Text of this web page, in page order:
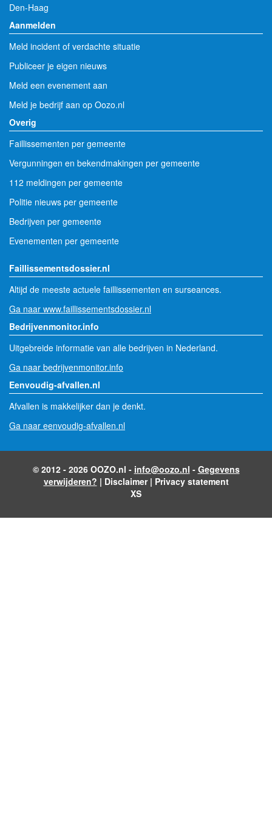
Den-Haag
Aanmelden
Meld incident of verdachte situatie
Publiceer je eigen nieuws
Meld een evenement aan
Meld je bedrijf aan op Oozo.nl
Overig
Faillissementen per gemeente
Vergunningen en bekendmakingen per gemeente
112 meldingen per gemeente
Politie nieuws per gemeente
Bedrijven per gemeente
Evenementen per gemeente
Faillissementsdossier.nl
Altijd de meeste actuele faillissementen en surseances.
Ga naar www.faillissementsdossier.nl
Bedrijvenmonitor.info
Uitgebreide informatie van alle bedrijven in Nederland.
Ga naar bedrijvenmonitor.info
Eenvoudig-afvallen.nl
Afvallen is makkelijker dan je denkt.
Ga naar eenvoudig-afvallen.nl
© 2012 - 2026 OOZO.nl - info@oozo.nl - Gegevens
verwijderen? | Disclaimer| Privacy statement
XS